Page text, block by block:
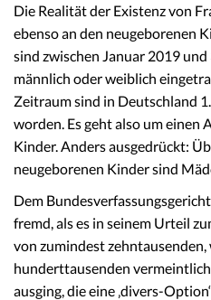
Die Realität der Existenz von
ebenso an den neugeborenen
sind zwischen Januar 2019
männlich oder weiblich
Zeitraum sind in Deutschland
worden. Es geht also um einen
Kinder. Anders ausgedrückt:
neugeborenen Kinder sind
Dem
fremd, als es in seinem Urteil
von zumindest
hunderttausenden
ausging, die eine ‚divers-